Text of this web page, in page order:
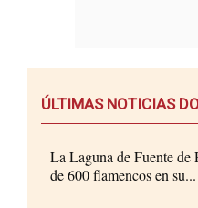
ÚLTIMAS NOTICIAS
La Laguna de Fuente de
de 600 flamencos en su...